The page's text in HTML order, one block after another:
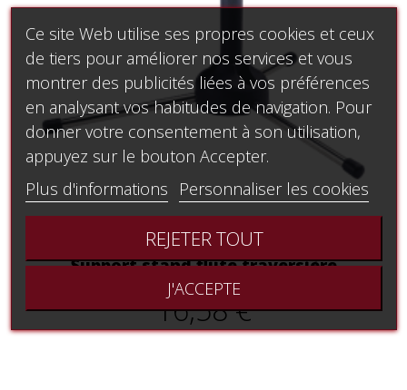
Support stand flûte traversière
16,58 €
Ce site Web utilise ses propres cookies et ceux
de tiers pour améliorer nos services et vous
montrer des publicités liées à vos préférences
en analysant vos habitudes de navigation. Pour
donner votre consentement à son utilisation,
appuyez sur le bouton Accepter.
Plus d'informations
Personnaliser les cookies
REJETER TOUT
J'ACCEPTE